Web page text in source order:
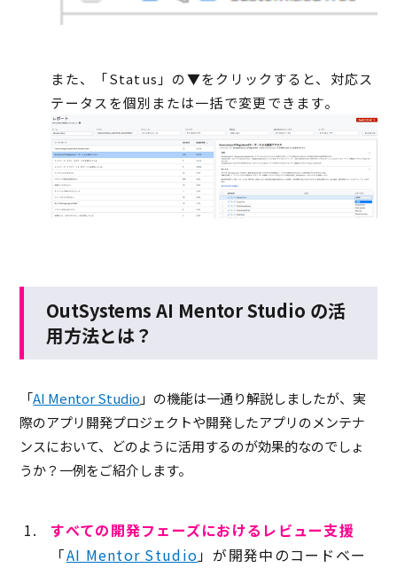
また、「Status」の▼をクリックすると、対応ス
テータスを個別または一括で変更できます。
OutSystems AI Mentor Studio の活
用方法とは？
「AI Mentor Studio 」の機能は一通り解説しましたが、実
際のアプリ開発プロジェクトや開発したアプリのメンテナ
ンスにおいて、どのように活用するのが効果的なのでしょ
うか？一例をご紹介します。
すべての開発フェーズにおけるレビュー支援
「AI Mentor Studio」が開発中のコードベー